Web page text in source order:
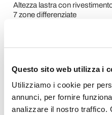
Questo sito web utilizza i
Utilizziamo i cookie per
annunci, per fornire
analizzare il nostro traffico.
Altezza lastra con
7 zone differenziate
Scheda Tecnica